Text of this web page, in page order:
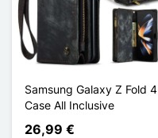
Samsung Galaxy Z Fold 4
Case All Inclusive
26,99 €